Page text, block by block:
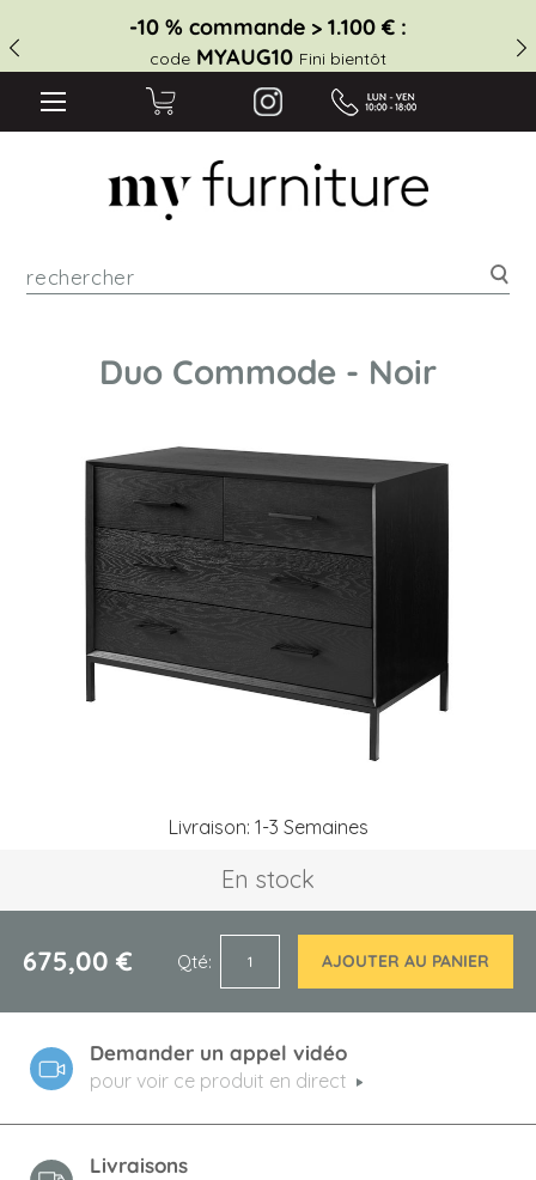
-10 % commande > 1.100 € :
code MYAUG10 Fini bientôt
Duo Commode - Noir
Livraison: 1-3 Semaines
En stock
675,00 € Qté AJOUTER AU PANIER
Demander un appel vidéo
pour voir ce produit en direct
Livraisons
images
gallery